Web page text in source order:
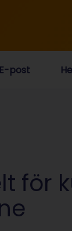
post
för